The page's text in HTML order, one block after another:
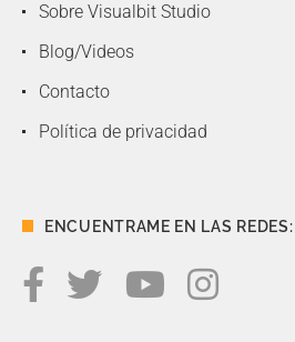
Sobre Visualbit Studio
Blog/Videos
Contacto
Política de privacidad
ENCUENTRAME EN LAS REDES: